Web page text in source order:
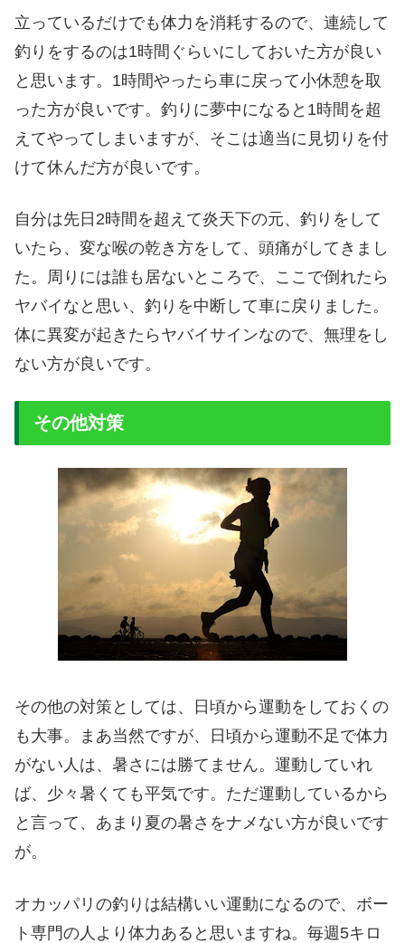
立っているだけでも体力を消耗するので、連続して
釣りをするのは1時間ぐらいにしておいた方が良い
と思います。1時間やったら車に戻って小休憩を取
った方が良いです。釣りに夢中になると1時間を超
えてやってしまいますが、そこは適当に見切りを付
けて休んだ方が良いです。
自分は先日2時間を超えて炎天下の元、釣りをして
いたら、変な喉の乾き方をして、頭痛がしてきまし
た。周りには誰も居ないところで、ここで倒れたら
ヤバイなと思い、釣りを中断して車に戻りました。
体に異変が起きたらヤバイサインなので、無理をし
ない方が良いです。
その他対策
その他の対策としては、日頃から運動をしておくの
も大事。まあ当然ですが、日頃から運動不足で体力
がない人は、暑さには勝てません。運動していれ
ば、少々暑くても平気です。ただ運動しているから
と言って、あまり夏の暑さをナメない方が良いです
が。
オカッパリの釣りは結構いい運動になるので、ボー
ト専門の人より体力あると思いますね。毎週5キロ